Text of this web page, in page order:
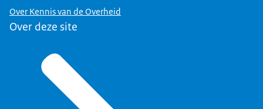
Over Kennis van de Overheid
Over deze site